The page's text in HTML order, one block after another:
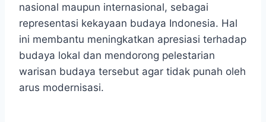
nasional maupun internasional, sebagai
representasi kekayaan budaya Indonesia. Hal
ini membantu meningkatkan apresiasi terhadap
budaya lokal dan mendorong pelestarian
warisan budaya tersebut agar tidak punah oleh
arus modernisasi.